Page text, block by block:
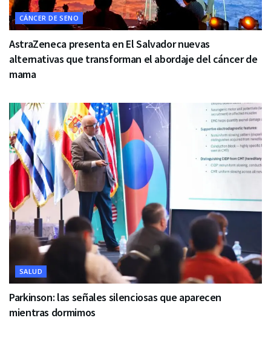
CÁNCER DE SENO
AstraZeneca presenta en El Salvador nuevas
alternativas que transforman el abordaje del cáncer de
mama
SALUD
Parkinson: las señales silenciosas que aparecen
mientras dormimos